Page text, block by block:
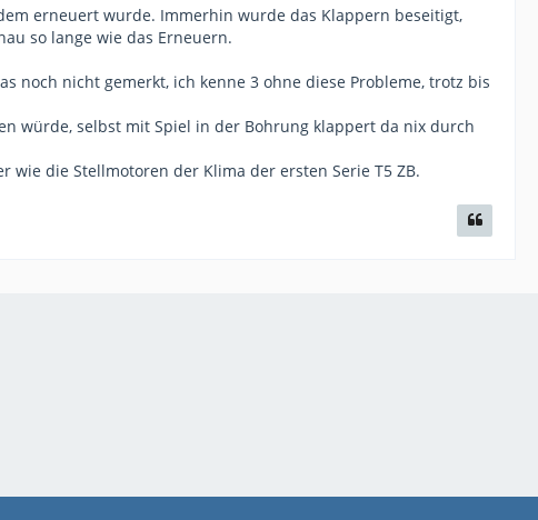
erneuert wurde. Immerhin wurde das Klappern beseitigt,
so lange wie das Erneuern.
noch nicht gemerkt, ich kenne 3 ohne diese Probleme, trotz bis
würde, selbst mit Spiel in der Bohrung klappert da nix durch
die Stellmotoren der Klima der ersten Serie T5 ZB.